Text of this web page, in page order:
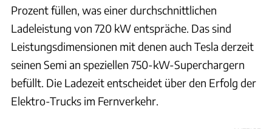
Prozent füllen, was einer durchschnittlichen
Ladeleistung von 720 kW entspräche. Das sind
Leistungsdimensionen mit denen auch Tesla derzeit
seinen Semi an speziellen 750-kW-Superchargern
befüllt. Die Ladezeit entscheidet über den Erfolg der
Elektro-Trucks im Fernverkehr.